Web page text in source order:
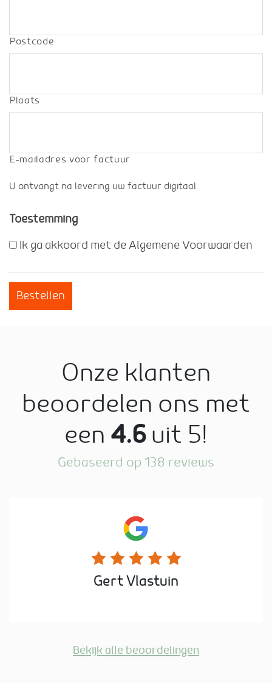
Postcode
Plaats
E-mailadres voor factuur
U ontvangt na levering uw factuur digitaal
Toestemming
Ik ga akkoord met de Algemene Voorwaarden
Bestellen
Onze klanten
beoordelen ons met
een 4.6uit 5!
Gebaseerd op 138 reviews
Gert Vlastuin
Bekijk alle beoordelingen